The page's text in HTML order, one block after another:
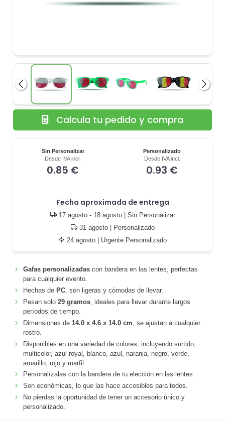
Anterior
Sin Personalizar
Desde IVA incl.
0.85 €
Personalizado
Desde IVA incl.
0.93 €
Fecha aproximada de entrega
17 agosto - 18 agosto| Sin Personalizar
31 agosto| Personalizado
24 agosto | Urgente Personalizado
Calcula tu pedido y compra
Gafas personalizadascon bandera en las lentes, perfectas
para cualquier evento.
Hechas de PC, son ligeras y cómodas de llevar.
Pesan solo 29 gramos, ideales para llevar durante largos
períodos de tiempo.
Dimensiones de 14.0 x 4.6 x 14.0 cm , se ajustan a cualquier
rostro.
Disponibles en una variedad de colores, incluyendo surtido,
multicolor, azul royal, blanco, azul, naranja, negro, verde,
amarillo, rojo y marfil.
Personalízalas con la bandera de tu elección en las lentes.
Son económicas, lo que las hace accesibles para todos.
No pierdas la oportunidad de tener un accesorio único y
personalizado.